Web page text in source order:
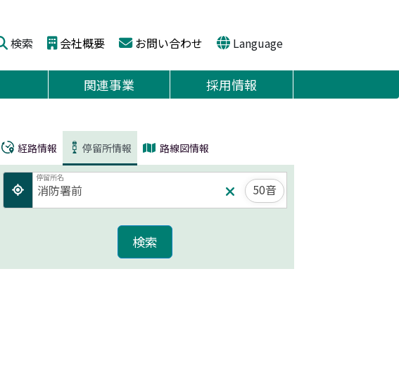
検索 会社概要 お問い合わせ Language
関連事業 採用情報
経路情報 停留所情報 路線図情報
停留所名
50音